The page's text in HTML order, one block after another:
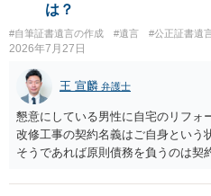
は？
#自筆証書遺言の作成 #遺言 #公正証書遺
2026年7月27日
王 宣麟 弁護士
懇意にしている男性に自宅のリフォ
改修工事の契約名義はご自身という
そうであれば原則債務を負うのは契
ます。 入籍した場合でも、原則契